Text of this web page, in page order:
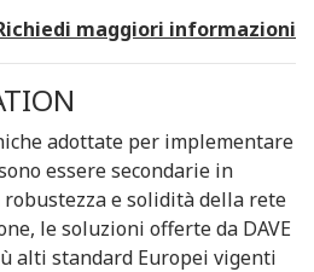
maggiori informazioni
adottate per implementare
essere secondarie in
e solidità della rete
le soluzioni offerte da DAVE
alti standard Europei vigenti